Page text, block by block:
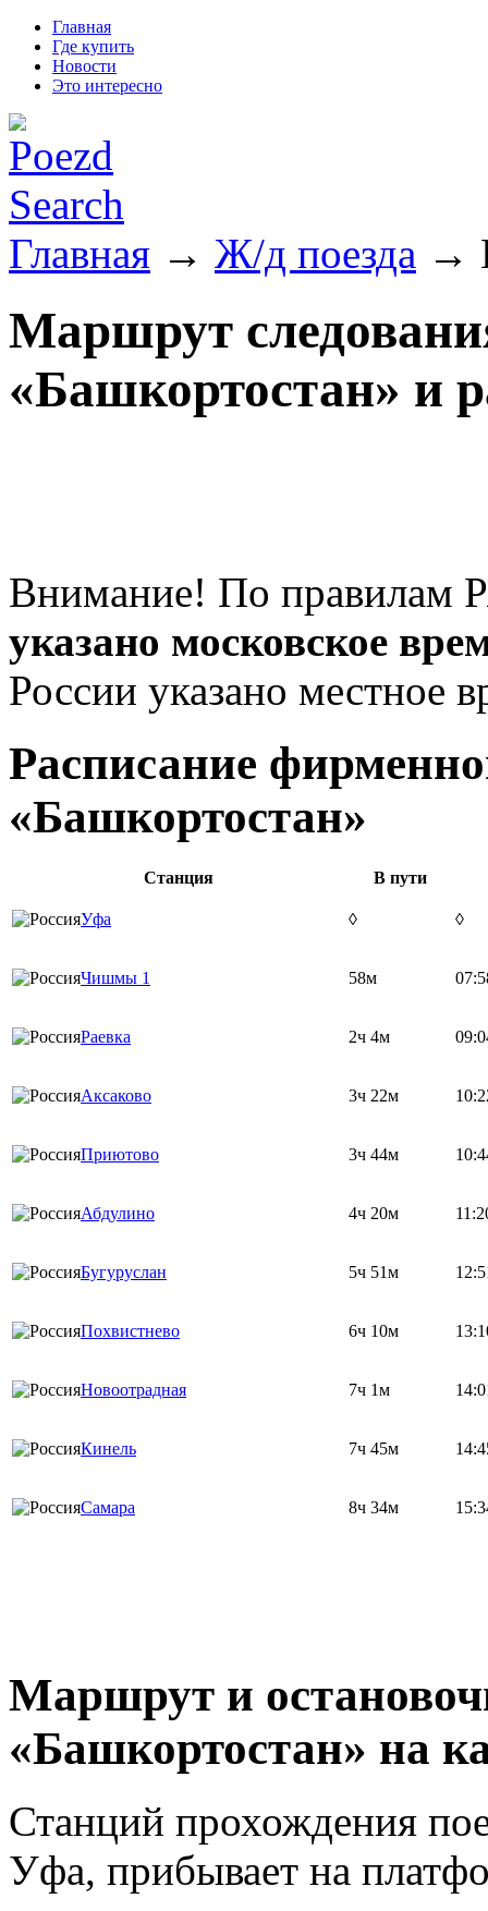
Главная
Где купить
Новости
Это интересно
Главная → Ж/д поезда →
Маршрут
«Башкортостан» и
Внимание! По правилам
указано московское
России указано местное
Расписание
«Башкортостан»
Станция В пути
Уфа ◊ ◊
Чишмы 1 58м
Раевка 2ч 4м
Аксаково 3ч 22м
Приютово 3ч 44м
Абдулино 4ч 20м
Бугуруслан 5ч 51м
Похвистнево 6ч 10м
Новоотрадная 7ч 1м
Кинель 7ч 45м
Самара 8ч 34м
Маршрут и
«Башкортостан» на
Станций прохождения
Уфа, прибывает на